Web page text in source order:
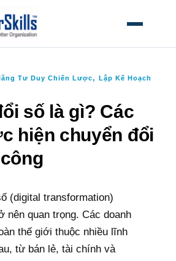
MỞ MENU
Tư Duy Chiến Lược,Lập Kế Hoạch
số là gì? Các
hiện chuyển đổi
(digital transformation)
nên quan trọng. Các doanh
thế giới thuộc nhiều lĩnh
từ bán lẻ, tài chính và